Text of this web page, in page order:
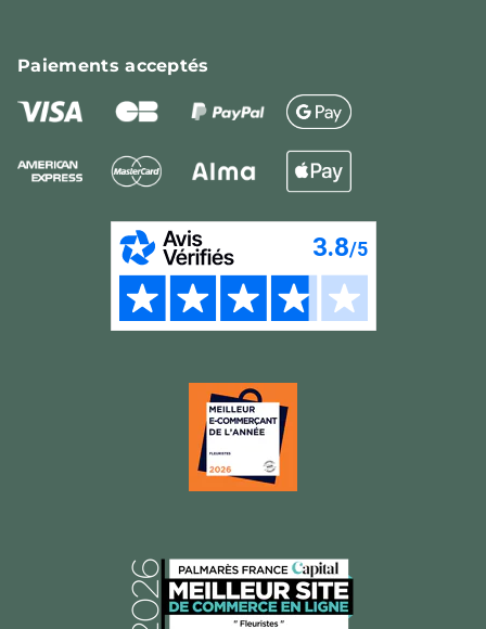
Paiementsacceptés